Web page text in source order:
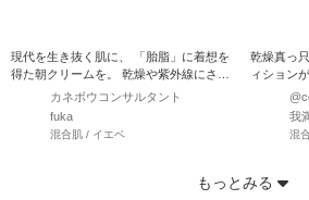
現代を生き抜く肌に、 「胎脂」に着想を
得た朝クリームを。 乾燥や紫外線にさら
される日中の肌をう…
カネボウコンサルタント
fuka
混合肌 / イエベ
乾燥真っ
ィション
れ必需品
我
混
もっとみる